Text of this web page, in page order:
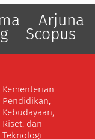
Arjuna
Scopus
Kementerian
Pendidikan,
Kebudayaan,
Riset, dan
Teknologi